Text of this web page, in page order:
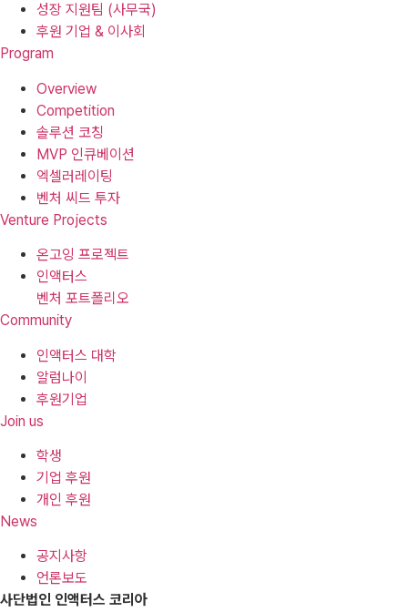
성장 지원팀 (사무국)
후원 기업 & 이사회
Program
Overview
Competition
솔루션 코칭
MVP 인큐베이션
엑셀러레이팅
벤처 씨드 투자
Venture Projects
온고잉 프로젝트
인액터스
벤처 포트폴리오
Community
인액터스 대학
알럼나이
후원기업
Join us
학생
기업 후원
개인 후원
News
공지사항
언론보도
사단법인 인액터스 코리아